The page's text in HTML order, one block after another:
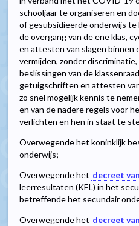
schooljaar te organiseren en
of gesubsidieerde onderwijs
de overgang van de ene klas,
en attesten van slagen binnen
vermijden, zonder
beslissingen van de
getuigschriften en attesten
zo snel mogelijk kennis te
en van de nadere regels voor
verlichten en hen in staat te
Overwegende het koninklijk
onderwijs;
Overwegende het decreet
leerresultaten (KEL) in het
betreffende het secundair
Overwegende het decreet